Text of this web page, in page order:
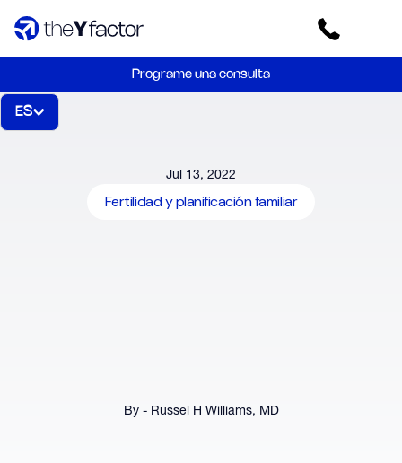
Programe una consulta
ES
Jul 13, 2022
Fertilidad y planificación familiar
By - Russel H Williams, MD